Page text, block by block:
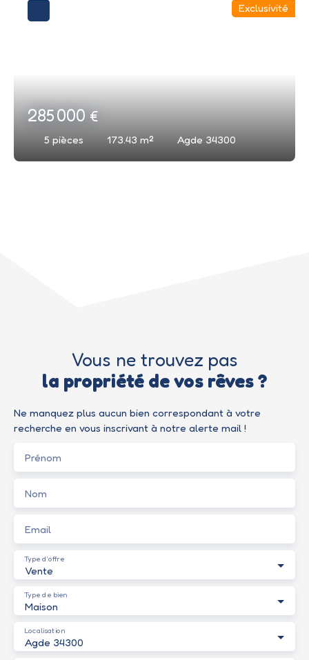
285 000€
5 pièces 173.43 m² Agde 34300
Exclusivité
Vous ne trouvez pas
la propriété de vos rêves ?
Ne manquez plus aucun bien correspondant à votre
recherche en vous inscrivant à notre alerte mail !
Prénom
Nom
Email
Vente
Type d'offre
Maison
Type de bien
Agde 34300
Localisation